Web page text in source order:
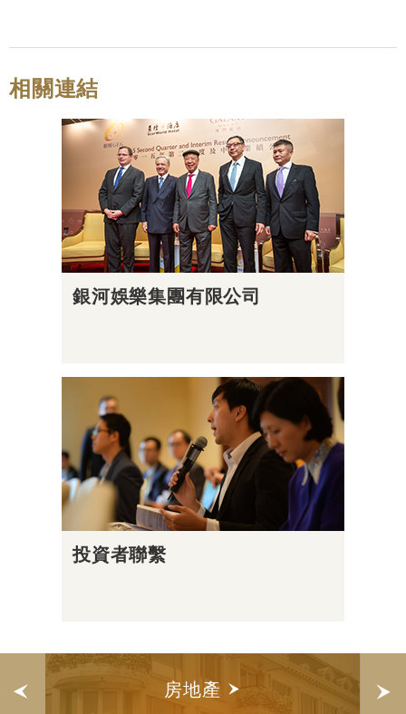
相關連結
銀河娛樂集團有限公司
投資者聯繫
房地產